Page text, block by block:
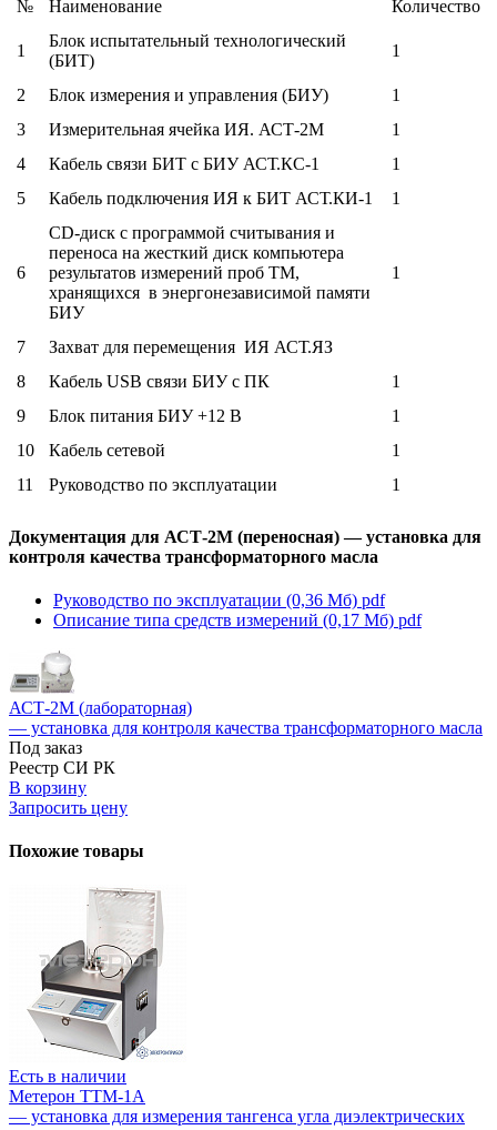
№ Наименование Количество
1
Блок испытательный технологический
(БИТ)
1
2 Блок измерения и управления (БИУ)
1
3
Измерительная ячейка ИЯ. АСТ-2М
1
4
Кабель связи БИТ с БИУ АСТ.КС-1
1
5
Кабель подключения ИЯ к БИТ АСТ.КИ-1 1
6
CD-диск с программой считывания и
переноса на жесткий диск компьютера
результатов измерений проб ТМ,
хранящихся в энергонезависимой памяти
БИУ
1
7
Захват для перемещения ИЯ АСТ.ЯЗ
8
Кабель USB связи БИУ с ПК
1
9
Блок питания БИУ +12 В
1
10
Кабель сетевой
1
11
Руководство по эксплуатации 1
Документация для АСТ-2М (переносная) — установка для
контроля качества трансформаторного масла
Руководство по эксплуатации (0,36 Мб) pdf
Описание типа средств измерений (0,17 Мб) pdf
АСТ-2М (лабораторная)
— установка для контроля качества трансформаторного масла
Под заказ
Реестр СИ РК
В корзину
Запросить цену
Похожие товары
Есть в наличии
Метерон ТТМ-1А
— установка для измерения тангенса угла диэлектрических